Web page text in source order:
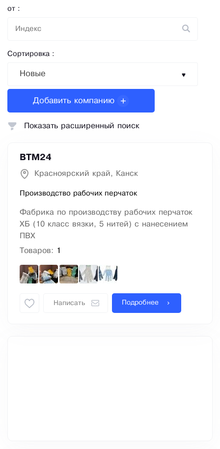
от :
Сортировка :
Новые
Добавить компанию
ВТМ24
Красноярский край, Канск
Производство рабочих перчаток
Фабрика по производству рабочих перчаток
ХБ (10 класс вязки, 5 нитей) с нанесением
ПВХ
Товаров: 1
Написать Подробнее
Показать расширенный поиск